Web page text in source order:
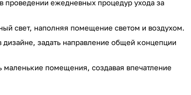
проведении ежедневных процедур ухода за
свет, наполняя помещение светом и воздухом.
задать направление общей концепции
маленькие помещения, создавая впечатление